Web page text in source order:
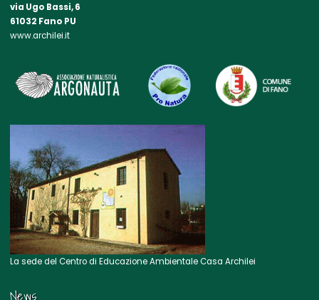
via Ugo Bassi, 6
61032 Fano PU
www.archilei.it
La sede del Centro di Educazione Ambientale Casa Archilei
News